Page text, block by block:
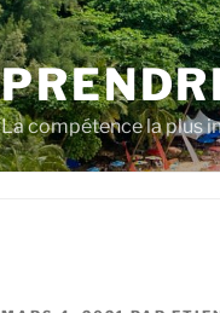
La compétence la plus